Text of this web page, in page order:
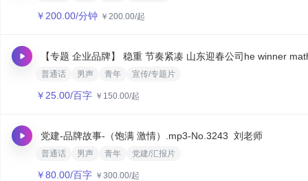
￥ 200.00/分钟 ￥ 200.00/起
【专题 企业品牌】 稳重 节奏紧凑 山东迎春公司he winner
普通话 男声 青年 宣传/专题片
￥ 25.00/百字 ￥ 150.00/起
党建-品牌故事-（饱满 激情）.mp3-No.3243 刘老师
普通话 男声 青年 党建/汇报片
￥80.00/百字 ￥ 300.00/起